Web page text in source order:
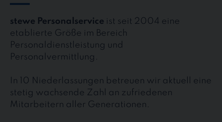
stewe Personalservice ist seit 2004 eine
etablierte Größe im Bereich
Personaldienstleistung und
Personalvermittlung.
In 10 Niederlassungen betreuen wir aktuell eine
stetig wachsende Zahl an zufriedenen
Mitarbeitern aller Generationen.